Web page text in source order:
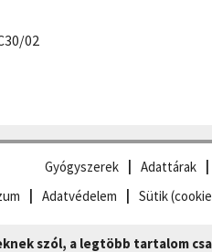
02
Gyógyszerek Adattárak
Adatvédelem Sütik
szól, a legtöbb tartalom